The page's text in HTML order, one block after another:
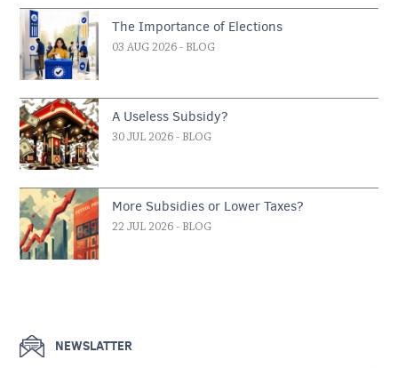
The Importance of Elections
03 AUG 2026 - BLOG
A Useless Subsidy?
30 JUL 2026 - BLOG
More Subsidies or Lower Taxes?
22 JUL 2026 - BLOG
NEWSLATTER